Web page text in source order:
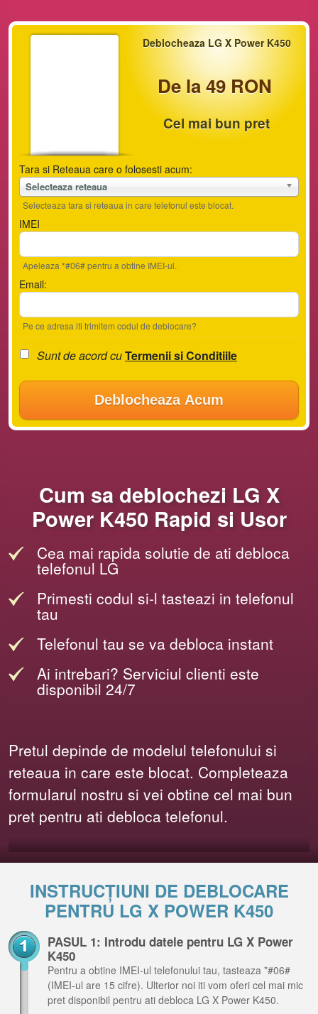
Deblocheaza LG X Power K450
De la 49 RON
Cel mai bun pret
Tara si Reteaua care o folosesti acum:
Selecteaza reteaua
Selecteaza tara si reteaua in care telefonul este blocat.
IMEI
Apeleaza *#06# pentru a obtine IMEI-ul.
Email:
Pe ce adresa iti trimitem codul de deblocare?
Sunt de acord cuTermenii si Conditiile
Deblocheaza Acum
Cum sa deblochezi LG X
Power K450 Rapid si Usor
Cea mai rapida solutie de ati debloca
telefonul LG
Primesti codul si-l tasteazi in telefonul
tau
Telefonul tau se va debloca instant
Ai intrebari? Serviciul clienti este
disponibil 24/7
Pretul depinde de modelul telefonului si
reteaua in care este blocat. Completeaza
formularul nostru si vei obtine cel mai bun
pret pentru ati debloca telefonul.
INSTRUCȚIUNI DE DEBLOCARE
PENTRU LG X POWER K450
PASUL 1: Introdu datele pentru LG X Power
K450
Pentru a obtine IMEI-ul telefonului tau, tasteaza *#06#
(IMEI-ul are 15 cifre). Ulterior noi iti vom oferi cel mai mic
pret disponibil pentru ati debloca LG X Power K450.